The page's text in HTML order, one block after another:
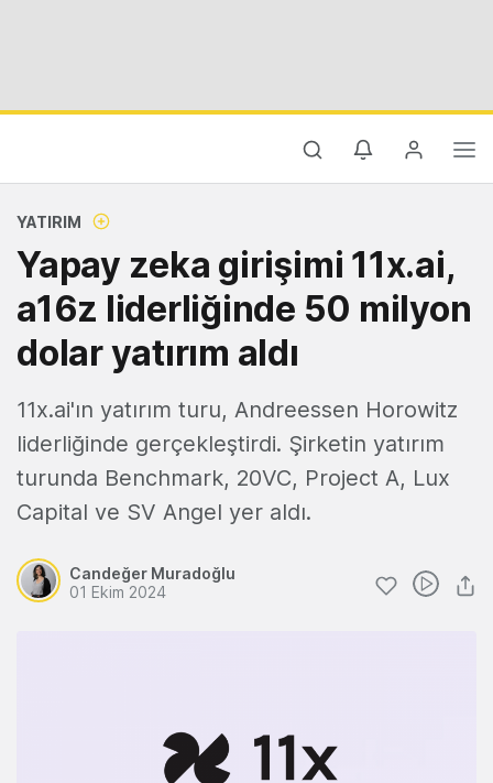
YATIRIM
Yapay zeka girişimi 11x.ai,
a16z liderliğinde 50 milyon
dolar yatırım aldı
11x.ai'ın yatırım turu, Andreessen Horowitz
liderliğinde gerçekleştirdi. Şirketin yatırım
turunda Benchmark, 20VC, Project A, Lux
Capital ve SV Angel yer aldı.
Candeğer Muradoğlu
01 Ekim 2024